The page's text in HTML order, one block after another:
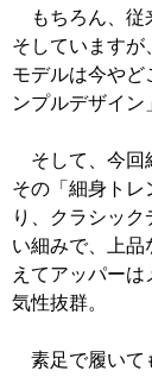
もちろん、従
そしていますが
モデルは今やど
ンプルデザイン
そして、今回
その「細身トレ
り、クラシッ
い細みで、上品
えてアッパー
気性抜群。
素足で履いて